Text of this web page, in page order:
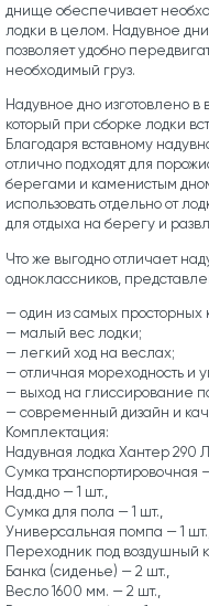
днище обеспечивает
лодки в целом. Надувное
позволяет удобно
необходимый груз.
Надувное дно изготовлено в
который при сборке лодки
Благодаря вставному
отлично подходят для
берегами и каменистым
использовать отдельно от
для отдыха на берегу и
Что же выгодно отличает
одноклассников,
— один из самых просторных
— малый вес лодки;
— легкий ход на веслах;
— отличная мореходность и
— выход на глиссирование
— современный дизайн и
Комплектация:
Надувная лодка Хантер 290
Сумка транспортировочная
Над.дно — 1 шт.,
Сумка для пола — 1 шт.,
Универсальная помпа — 1
Переходник под воздушный
Банка (сиденье) — 2 шт.,
Весло 1600 мм. — 2 шт.,